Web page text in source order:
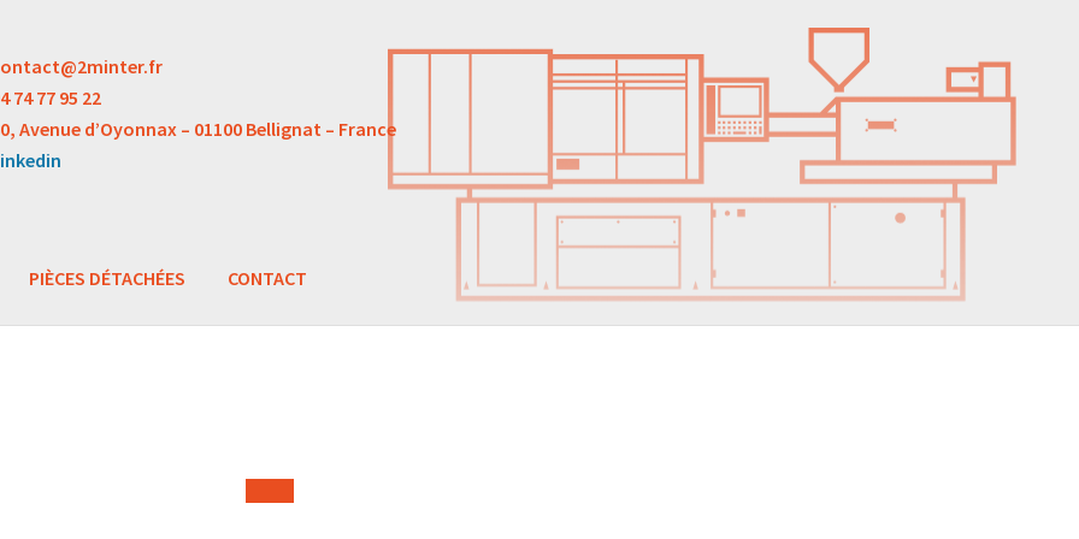
74 77 95 22
Avenue d’Oyonnax – 01100 Bellignat – France
PIÈCES DÉTACHÉES CONTACT